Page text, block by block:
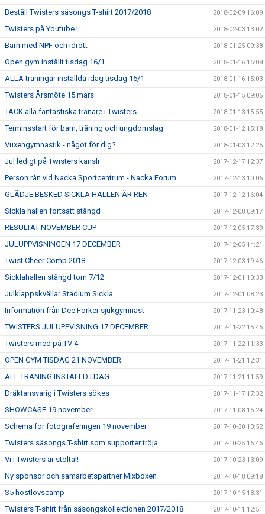
Beställ Twisters säsongs T-shirt 2017/2018 2018-02-09 16:09
Twisters på Youtube ! 2018-02-03 13:02
Barn med NPF och idrott 2018-01-25 09:38
Open gym inställt tisdag 16/1 2018-01-16 15:08
ALLA träningar inställda idag tisdag 16/1 2018-01-16 15:03
Twisters Årsmöte 15 mars 2018-01-15 09:05
TACK alla fantastiska tränare i Twisters 2018-01-13 15:55
Terminsstart för barn, träning och ungdomslag 2018-01-12 15:18
Vuxengymnastik - något för dig? 2018-01-03 12:25
Jul ledigt på Twisters kansli 2017-12-17 12:37
Person rån vid Nacka Sportcentrum - Nacka Forum 2017-12-13 10:06
GLÄDJE BESKED SICKLA HALLEN ÄR REN 2017-12-12 16:04
Sickla hallen fortsatt stängd 2017-12-08 09:17
RESULTAT NOVEMBER CUP 2017-12-05 17:39
JULUPPVISNINGEN 17 DECEMBER 2017-12-05 14:21
Twist Cheer Comp 2018 2017-12-03 19:46
Sicklahallen stängd tom 7/12 2017-12-01 10:33
Julklappskvällar Stadium Sickla 2017-12-01 08:23
Information från Dee Forker sjukgymnast 2017-11-23 10:48
TWISTERS JULUPPVISNING 17 DECEMBER 2017-11-22 15:45
Twisters med på TV 4 2017-11-22 11:33
OPEN GYM TISDAG 21 NOVEMBER 2017-11-21 12:31
ALL TRÄNING INSTÄLLD I DAG 2017-11-21 11:59
Dräktansvarig i Twisters sökes 2017-11-17 17:32
SHOWCASE 19 november 2017-11-08 15:24
Schema för fotograferingen 19 november 2017-10-30 13:52
Twisters säsongs T-shirt som supporter tröja 2017-10-25 16:46
Vi i Twisters är stolta!! 2017-10-23 13:09
Ny sponsor och samarbetspartner Mixboxen 2017-10-18 09:18
S5 höstlovscamp 2017-10-15 18:31
Twisters T-shirt från säsongskollektionen 2017/2018 2017-10-11 12:51